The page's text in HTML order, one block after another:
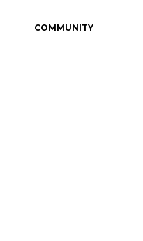
COMMUNITY